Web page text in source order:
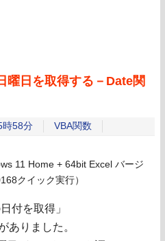
曜日を取得する－Date関
時58分 VBA関数
11 Home + 64bit Excel バージ
クイック実行）
付を取得」
ありました。